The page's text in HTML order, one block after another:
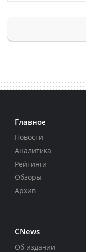
Главное
Новости
Аналитика
Рейтинги
Обзоры
Архив
CNews
Об издании